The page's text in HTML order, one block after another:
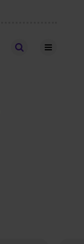
Stellen finden